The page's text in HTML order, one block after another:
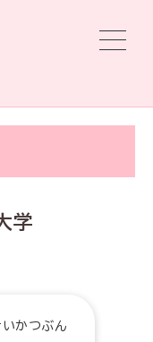
学
いかつぶん